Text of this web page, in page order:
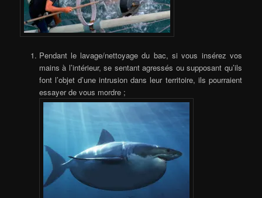
Pendant le lavage/nettoyage du bac, si vous insérez vos
mains à l’intérieur, se sentant agressés ou supposant qu’ils
font l’objet d’une intrusion dans leur territoire, ils pourraient
essayer de vous mordre ;